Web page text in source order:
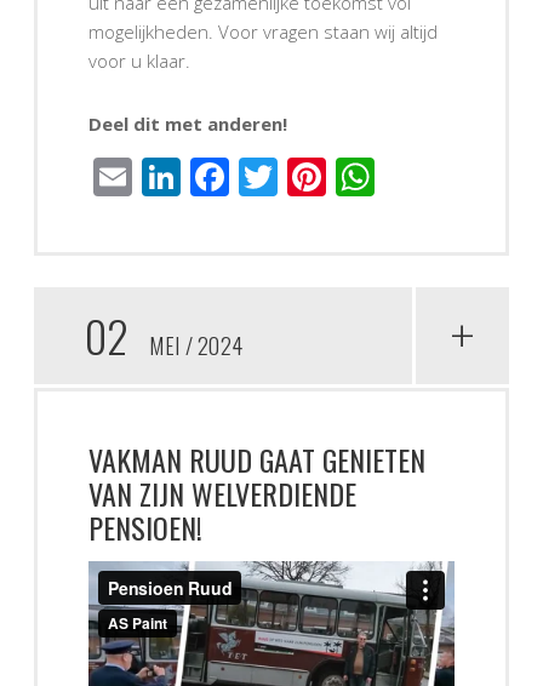
mogelijkheden. Voor vragen staan wij altijd
voor u klaar.
Deel dit met anderen!
EmailLinkedIn
Facebook
TwitterPinterest
02 MEI 2024 +
VAKMAN RUUD GAAT GENIETEN
VAN ZIJN WELVERDIENDE
PENSIOEN!